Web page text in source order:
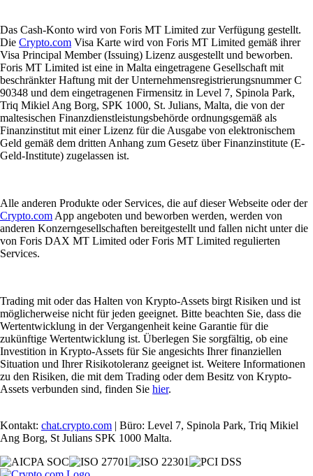
Das Cash-Konto wird von Foris MT Limited zur Verfügung gestellt.
Die Crypto.com Visa Karte wird von Foris MT Limited gemäß ihrer
Visa Principal Member (Issuing) Lizenz ausgestellt und beworben.
Foris MT Limited ist eine in Malta eingetragene Gesellschaft mit
beschränkter Haftung mit der Unternehmensregistrierungsnummer C
90348 und dem eingetragenen Firmensitz in Level 7, Spinola Park,
Triq Mikiel Ang Borg, SPK 1000, St. Julians, Malta, die von der
maltesischen Finanzdienstleistungsbehörde ordnungsgemäß als
Finanzinstitut mit einer Lizenz für die Ausgabe von elektronischem
Geld gemäß dem dritten Anhang zum Gesetz über Finanzinstitute (E-
Geld-Institute) zugelassen ist.
Alle anderen Produkte oder Services, die auf dieser Webseite oder der
Crypto.com App angeboten und beworben werden, werden von
anderen Konzerngesellschaften bereitgestellt und fallen nicht unter die
von Foris DAX MT Limited oder Foris MT Limited regulierten
Services.
Trading mit oder das Halten von Krypto-Assets birgt Risiken und ist
möglicherweise nicht für jeden geeignet. Bitte beachten Sie, dass die
Wertentwicklung in der Vergangenheit keine Garantie für die
zukünftige Wertentwicklung ist. Überlegen Sie sorgfältig, ob eine
Investition in Krypto-Assets für Sie angesichts Ihrer finanziellen
Situation und Ihrer Risikotoleranz geeignet ist. Weitere Informationen
zu den Risiken, die mit dem Trading oder dem Besitz von Krypto-
Assets verbunden sind, finden Sie hier.
Kontakt: chat.crypto.com | Büro: Level 7, Spinola Park, Triq Mikiel
Ang Borg, St Julians SPK 1000 Malta.